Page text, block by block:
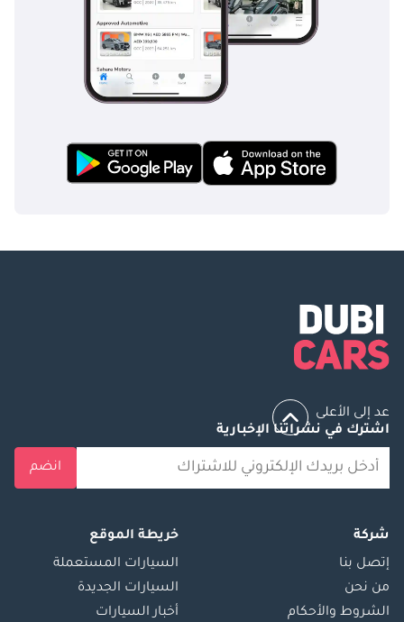
عد إلى الأعلى
اشترك في نشراتنا الإخبارية
انضم
شركة
إتصل بنا
من نحن
الشروط والأحكام
خريطة الموقع
السيارات المستعملة
السيارات الجديدة
أخبار السيارات